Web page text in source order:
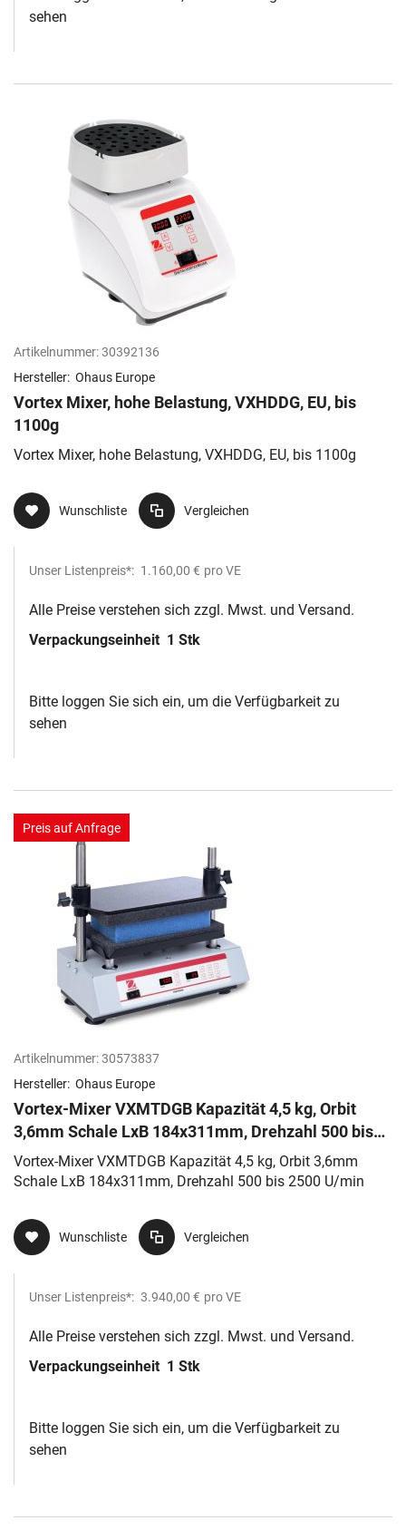
sehen
Artikelnummer:30392136
Hersteller: Ohaus Europe
Vortex Mixer, hohe Belastung, VXHDDG, EU, bis
1100g
Vortex Mixer, hohe Belastung, VXHDDG, EU, bis 1100g
Wunschliste Vergleichen
Unser Listenpreis*: 1.160,00 € pro VE
Alle Preise verstehen sich zzgl. Mwst. und Versand.
Verpackungseinheit 1 Stk
Bitte loggen Sie sich ein, um die Verfügbarkeit zu
sehen
Preis auf Anfrage
Artikelnummer:30573837
Hersteller: Ohaus Europe
Vortex-Mixer VXMTDGB Kapazität 4,5 kg, Orbit
3,6mm Schale LxB 184x311mm, Drehzahl 500 bis
2500 U/min
Vortex-Mixer VXMTDGB Kapazität 4,5 kg, Orbit 3,6mm
Schale LxB 184x311mm, Drehzahl 500 bis 2500 U/min
Wunschliste Vergleichen
Unser Listenpreis*: 3.940,00 € pro VE
Alle Preise verstehen sich zzgl. Mwst. und Versand.
Verpackungseinheit 1 Stk
Bitte loggen Sie sich ein, um die Verfügbarkeit zu
sehen